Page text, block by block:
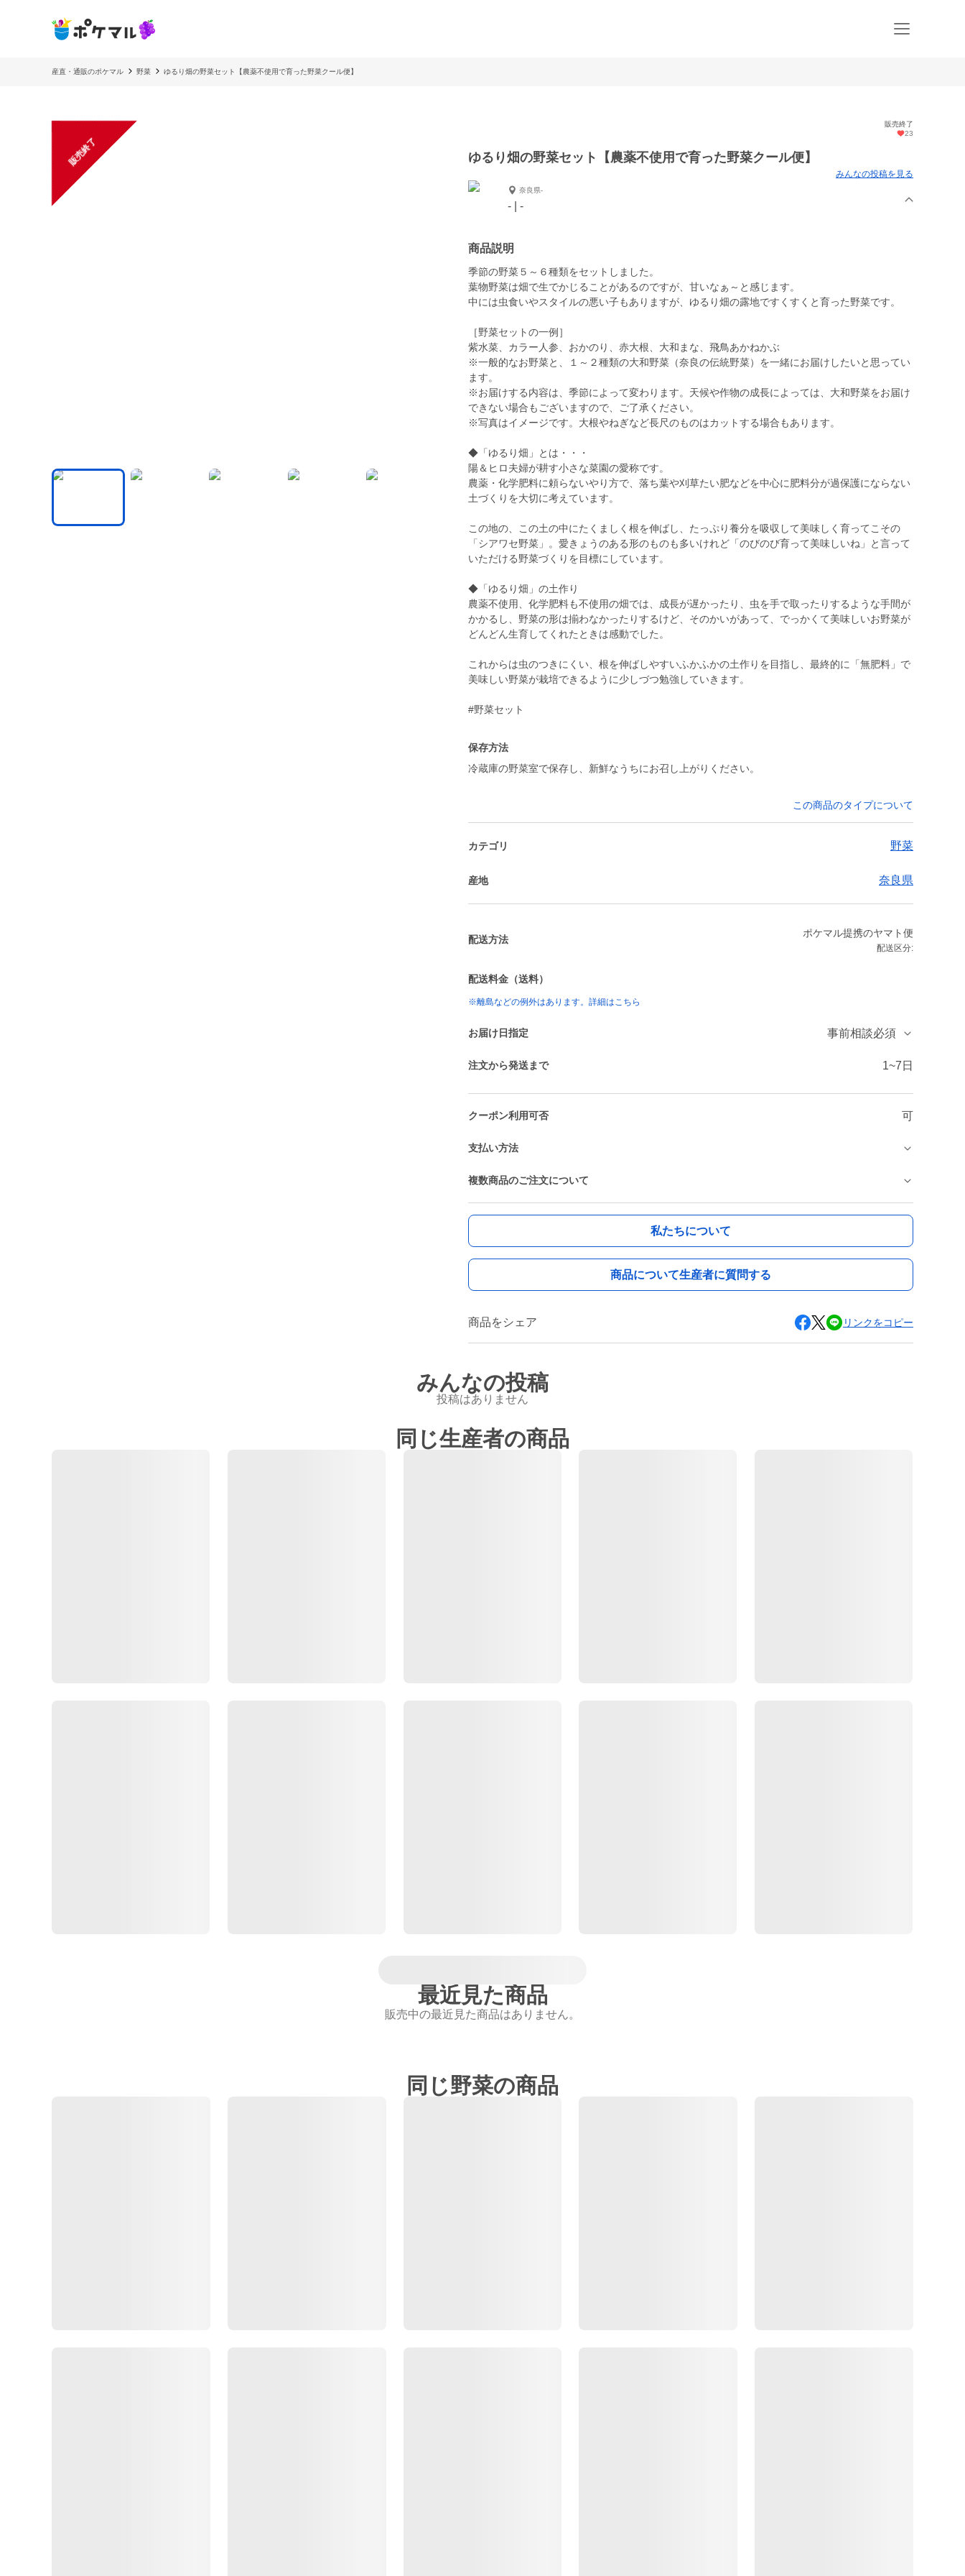
産直・通販のポケマル 野菜 ゆるり畑の野菜セット【農薬不使用で育った野菜クール便】
販売終了
販売終了
23
ゆるり畑の野菜セット【農薬不使用で育った野菜クール便】
みんなの投稿を見る
奈良県-
- | -
商品説明
季節の野菜５～６種類をセットしました。
葉物野菜は畑で生でかじることがあるのですが、甘いなぁ～と感じます。
中には虫食いやスタイルの悪い子もありますが、ゆるり畑の露地ですくすくと育った野菜です。
［野菜セットの一例］
紫水菜、カラー人参、おかのり、赤大根、大和まな、飛鳥あかねかぶ
※一般的なお野菜と、１～２種類の大和野菜（奈良の伝統野菜）を一緒にお届けしたいと思ってい
ます。
※お届けする内容は、季節によって変わります。天候や作物の成長によっては、大和野菜をお届け
できない場合もございますので、ご了承ください。
※写真はイメージです。大根やねぎなど長尺のものはカットする場合もあります。
◆「ゆるり畑」とは・・・
陽＆ヒロ夫婦が耕す小さな菜園の愛称です。
農薬・化学肥料に頼らないやり方で、落ち葉や刈草たい肥などを中心に肥料分が過保護にならない
土づくりを大切に考えています。
この地の、この土の中にたくましく根を伸ばし、たっぷり養分を吸収して美味しく育ってこその
「シアワセ野菜」。愛きょうのある形のものも多いけれど「のびのび育って美味しいね」と言って
いただける野菜づくりを目標にしています。
◆「ゆるり畑」の土作り
農薬不使用、化学肥料も不使用の畑では、成長が遅かったり、虫を手で取ったりするような手間が
かかるし、野菜の形は揃わなかったりするけど、そのかいがあって、でっかくて美味しいお野菜が
どんどん生育してくれたときは感動でした。
これからは虫のつきにくい、根を伸ばしやすいふかふかの土作りを目指し、最終的に「無肥料」で
美味しい野菜が栽培できるように少しづつ勉強していきます。
#野菜セット
保存方法
冷蔵庫の野菜室で保存し、新鮮なうちにお召し上がりください。
この商品のタイプについて
カテゴリ 野菜
産地 奈良県
配送方法
ポケマル提携のヤマト便
配送区分:
配送料金（送料）
※離島などの例外はあります。詳細はこちら
お届け日指定 事前相談必須
注文から発送まで 1~7日
クーポン利用可否 可
支払い方法
複数商品のご注文について
私たちについて
商品について生産者に質問する
商品をシェア リンクをコピー
みんなの投稿
投稿はありません
同じ生産者の商品
最近見た商品
販売中の最近見た商品はありません。
同じ野菜の商品